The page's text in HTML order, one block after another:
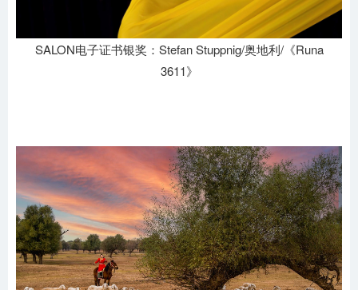
SALON电子证书银奖：Stefan Stuppnig/奥地利/《Runa
3611》